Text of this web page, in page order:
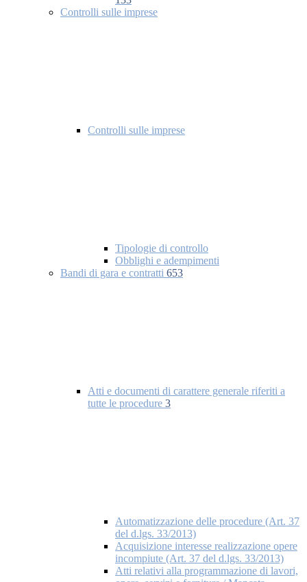
Controlli sulle imprese
Controlli sulle imprese
Tipologie di controllo
Obblighi e adempimenti
Bandi di gara e contratti 653
Atti e documenti di carattere generale riferiti a
tutte le procedure 3
Automatizzazione delle procedure (Art. 37
del d.lgs. 33/2013)
Acquisizione interesse realizzazione opere
incompiute (Art. 37 del d.lgs. 33/2013)
Atti relativi alla programmazione di lavori,